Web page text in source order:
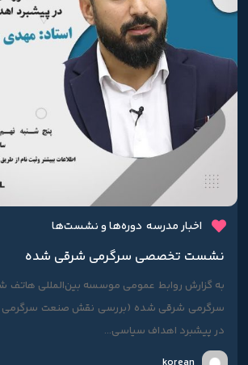
اخبار مدرسه دوره‌ها و نشست‌ها
نشست تخصصی سرگرمی شرقی شده
به گزارش روابط عمومی موسسه بین‌المللی
سرگرمی شرقی شده (بررسی نقش صنعت سرگرمی
در پیشبرد اهداف سیاسی...